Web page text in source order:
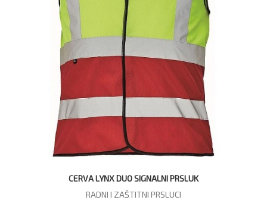
CERVA LYNX DUO SIGNALNI PRSLUK
RADNI I ZAŠTITNI PRSLUCI